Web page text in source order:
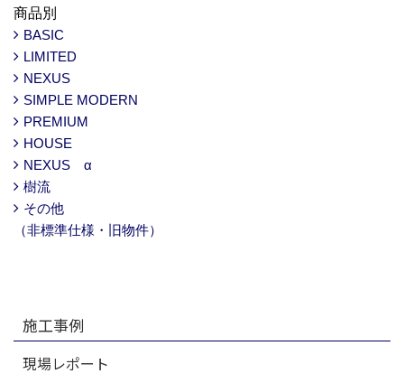
商品別
BASIC
LIMITED
NEXUS
SIMPLE MODERN
PREMIUM
HOUSE
NEXUS α
樹流
その他
（非標準仕様・旧物件）
施工事例
現場レポート